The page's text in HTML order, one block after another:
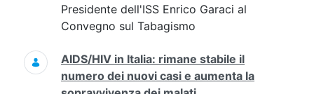
Presidente dell'ISS Enrico Garaci al
Convegno sul Tabagismo
AIDS/HIV in Italia: rimane stabile il
numero dei nuovi casi e aumenta la